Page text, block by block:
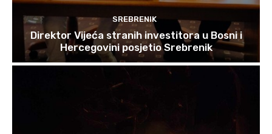
SREBRENIK
Direktor Vijeća stranih investitora u Bosni i
Hercegovini posjetio Srebrenik